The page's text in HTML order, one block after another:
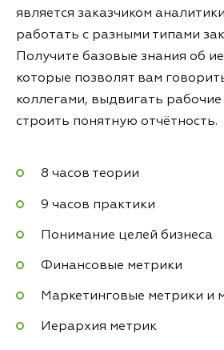
является заказчиком
работать с разными типами
Получите базовые знания об
которые позволят вам
коллегами, выдвигать рабочие
строить понятную отчётность.
8 часов теории
9 часов практики
Понимание целей бизнеса
Финансовые метрики
Маркетинговые метрики и
Иерархия метрик